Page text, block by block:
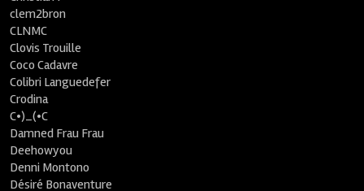
clem2bron
CLNMC
Clovis Trouille
Coco Cadavre
Colibri Languedefer
Crodina
C•)_(•C
Damned Frau Frau
Deehowyou
Denni Montono
Désiré Bonaventure